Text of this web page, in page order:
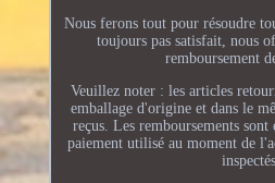
Nous ferons tout pour résoudre
toujours pas satisfait, nous
remboursement
Veuillez noter : les articles
emballage d'origine et dans le
reçus. Les remboursements
paiement utilisé au moment de
inspectés.